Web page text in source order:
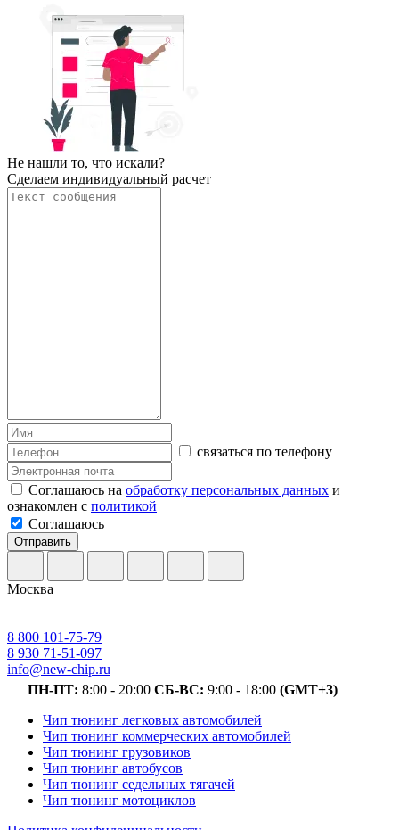
Не нашли то, что искали?
Сделаем индивидуальный расчет
связаться по телефону
Соглашаюсь на обработку персональных данных и
ознакомлен с политикой
Соглашаюсь
Отправить
Москва
8 800 101-75-79
8 930 71-51-097
info@new-chip.ru
ПН-ПТ: 8:00 - 20:00 СБ-ВС: 9:00 - 18:00 (GMT+3)
Чип тюнинг легковых автомобилей
Чип тюнинг коммерческих автомобилей
Чип тюнинг грузовиков
Чип тюнинг автобусов
Чип тюнинг седельных тягачей
Чип тюнинг мотоциклов